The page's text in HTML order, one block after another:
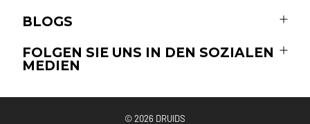
BLOGS
FOLGEN SIE UNS IN DEN SOZIALEN
MEDIEN
© 2026 DRUIDS